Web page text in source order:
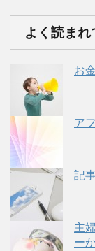
よく読ま
お
ア
記
主
ー